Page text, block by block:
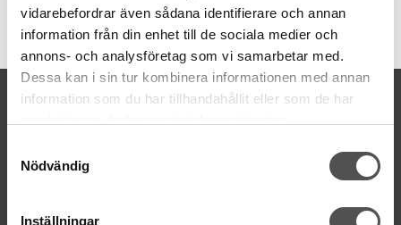
vidarebefordrar även sådana identifierare och annan
information från din enhet till de sociala medier och
annons- och analysföretag som vi samarbetar med.
Dessa kan i sin tur kombinera informationen med annan
information som du har tillhandahållit eller som de har
Nödvändig
Inställningar
Artikelnummer:
DMC117MC-963
KONTAKTA OSS
kontakt@symaskinsboden.se
Tel. 018-150525